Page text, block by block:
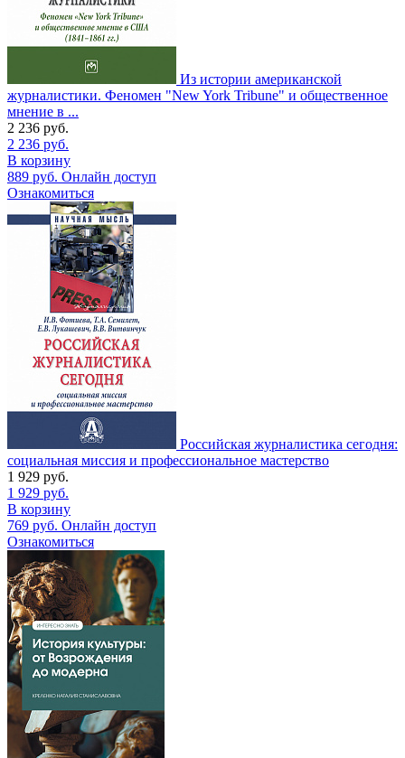
Из истории американской
журналистики. Феномен "New York Tribune" и общественное
мнение в ...
2 236 руб.
2 236 руб.
В корзину
889 руб. Онлайн доступ
Ознакомиться
Российская журналистика сегодня:
социальная миссия и профессиональное мастерство
1 929 руб.
1 929 руб.
В корзину
769 руб. Онлайн доступ
Ознакомиться